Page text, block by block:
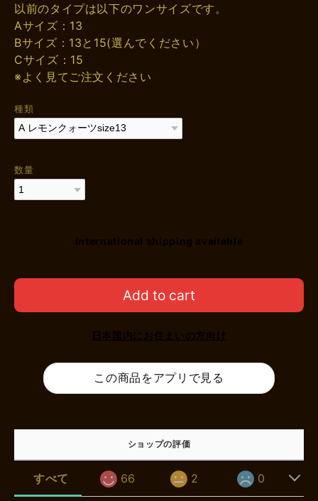
以前のタイプは以下のワンサイズです。
Aサイズ：13
Bサイズ：13と15(選んでください）
Cサイズ：15
※よく見てご注文ください
種類
数量
International shipping available
Add to cart
日本国内にお住まいの方向け
この商品をアプリで見る
ショップの評価
すべて 66 2 0